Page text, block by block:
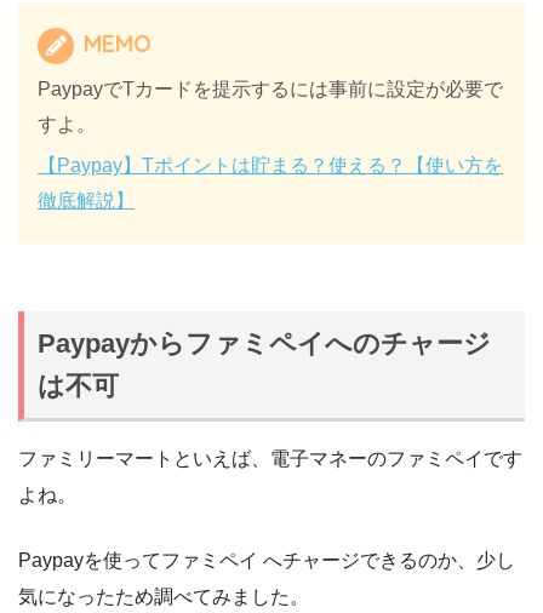
MEMO
PaypayでTカードを提示するには事前に設定が必要で
すよ。
【Paypay】Tポイントは貯まる？使える？【使い方を
徹底解説】
Paypayからファミペイへのチャージ
は不可
ファミリーマートといえば、電子マネーのファミペイです
よね。
Paypayを使ってファミペイ へチャージできるのか、少し
気になったため調べてみました。